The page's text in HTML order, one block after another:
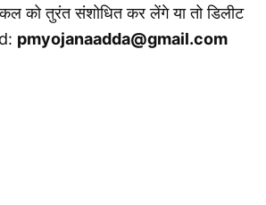
को तुरंत संशोधित कर लेंगे या तो डिलीट
pmyojanaadda@gmail.com